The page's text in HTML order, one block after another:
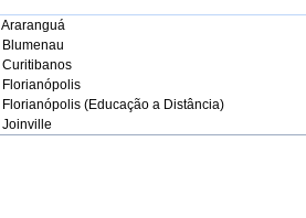
(Educação a Distância)